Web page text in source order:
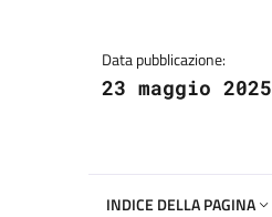
Data pubblicazione:
23 maggio 2025
INDICE DELLA PAGINA